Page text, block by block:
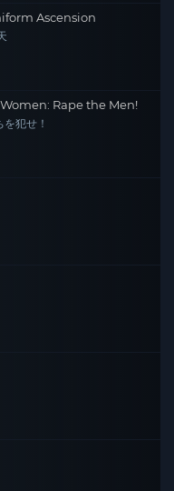
Ascension
Rape the Men!
犯せ！